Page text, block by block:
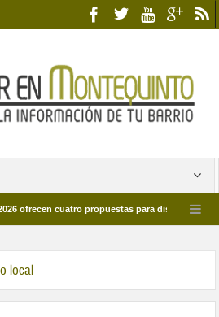
cuatro propuestas para disfrutar del deporte
local